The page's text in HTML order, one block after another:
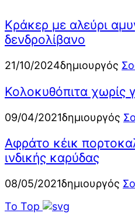
Κράκερ με αλεύρι
δενδρολίβανο
21/10/2024δημιουργός
Κολοκυθόπιτα χωρίς
09/04/2021δημιουργός
Αφράτο κέικ
ινδικής καρύδας
08/05/2021δημιουργός
To Top